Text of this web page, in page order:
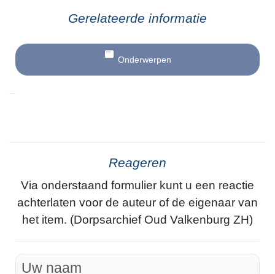
Gerelateerde informatie
Onderwerpen
Reageren
Via onderstaand formulier kunt u een reactie
achterlaten voor de auteur of de eigenaar van
het item. (Dorpsarchief Oud Valkenburg ZH)